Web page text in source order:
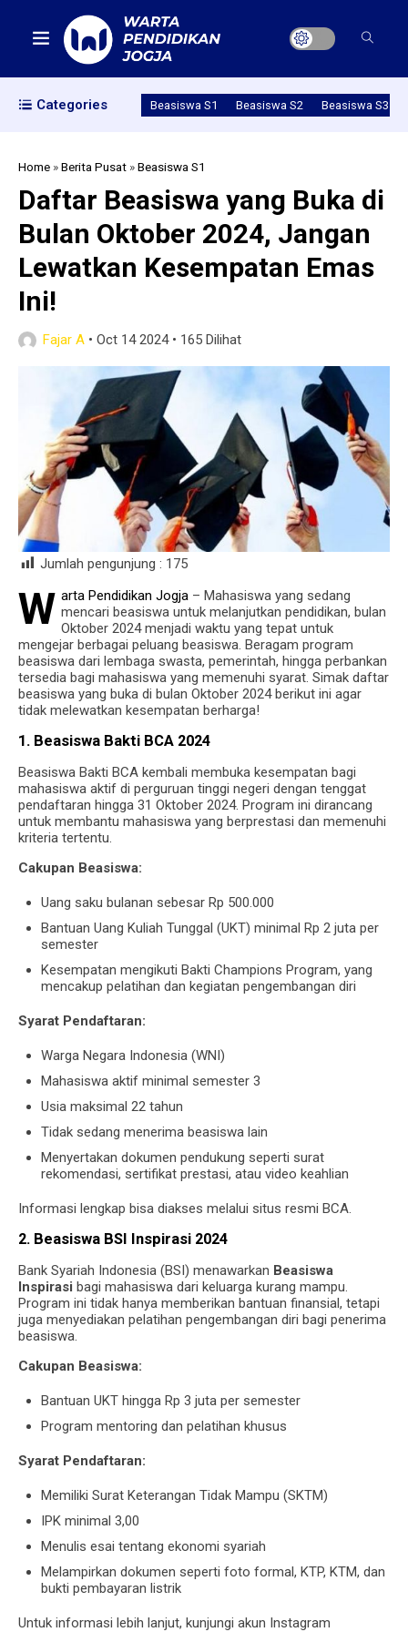
Categories Beasiswa S1 Beasiswa S2 Beasiswa S3
Home »Berita Pusat »Beasiswa S1
Daftar Beasiswa yang Buka di
Bulan Oktober 2024, Jangan
Lewatkan Kesempatan Emas
Ini!
Fajar A • Oct 14 2024• 165 Dilihat
Jumlah pengunjung : 175
W arta Pendidikan Jogja – Mahasiswa yang sedang
mencari beasiswa untuk melanjutkan pendidikan, bulan
Oktober 2024 menjadi waktu yang tepat untuk
mengejar berbagai peluang beasiswa. Beragam program
beasiswa dari lembaga swasta, pemerintah, hingga perbankan
tersedia bagi mahasiswa yang memenuhi syarat. Simak daftar
beasiswa yang buka di bulan Oktober 2024 berikut ini agar
tidak melewatkan kesempatan berharga!
1. Beasiswa Bakti BCA 2024
Beasiswa Bakti BCA kembali membuka kesempatan bagi
mahasiswa aktif di perguruan tinggi negeri dengan tenggat
pendaftaran hingga 31 Oktober 2024. Program ini dirancang
untuk membantu mahasiswa yang berprestasi dan memenuhi
kriteria tertentu.
Cakupan Beasiswa:
Uang saku bulanan sebesar Rp 500.000
Bantuan Uang Kuliah Tunggal (UKT) minimal Rp 2 juta per
semester
Kesempatan mengikuti Bakti Champions Program, yang
mencakup pelatihan dan kegiatan pengembangan diri
Syarat Pendaftaran:
Warga Negara Indonesia (WNI)
Mahasiswa aktif minimal semester 3
Usia maksimal 22 tahun
Tidak sedang menerima beasiswa lain
Menyertakan dokumen pendukung seperti surat
rekomendasi, sertifikat prestasi, atau video keahlian
Informasi lengkap bisa diakses melalui situs resmi BCA.
2. Beasiswa BSI Inspirasi 2024
Bank Syariah Indonesia (BSI) menawarkan Beasiswa
Inspirasi bagi mahasiswa dari keluarga kurang mampu.
Program ini tidak hanya memberikan bantuan finansial, tetapi
juga menyediakan pelatihan pengembangan diri bagi penerima
beasiswa.
Cakupan Beasiswa:
Bantuan UKT hingga Rp 3 juta per semester
Program mentoring dan pelatihan khusus
Syarat Pendaftaran:
Memiliki Surat Keterangan Tidak Mampu (SKTM)
IPK minimal 3,00
Menulis esai tentang ekonomi syariah
Melampirkan dokumen seperti foto formal, KTP, KTM, dan
bukti pembayaran listrik
Untuk informasi lebih lanjut, kunjungi akun Instagram